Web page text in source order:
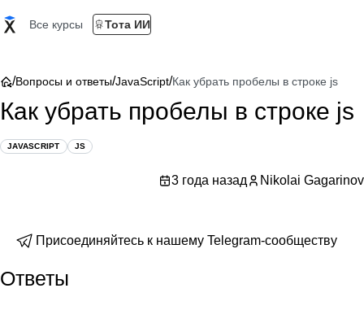
Все курсы Тота ИИ
/Вопросы и ответы/JavaScript/Как убрать пробелы в строке js
Как убрать пробелы в строке js
JAVASCRIPT JS
3 года назад Nikolai Gagarinov
Присоединяйтесь к нашему Telegram-сообществу
Ответы